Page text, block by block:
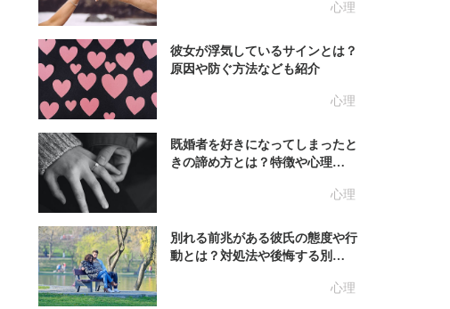
心理
心理
彼女が浮気しているサインとは？
原因や防ぐ方法なども紹介
心理
既婚者を好きになってしまったと
きの諦め方とは？特徴や心理…
心理
別れる前兆がある彼氏の態度や行
動とは？対処法や後悔する別…